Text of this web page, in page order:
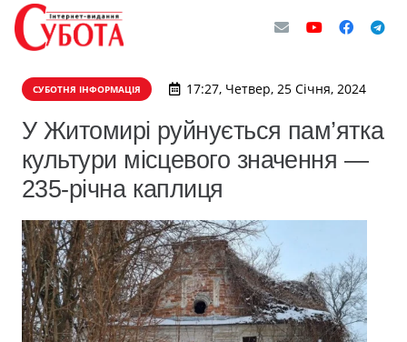
СУБОТНЯ ІНФОРМАЦІЯ 17:27, Четвер, 25 Січня, 2024
У Житомирі руйнується пам’ятка
культури місцевого значення —
235-річна каплиця